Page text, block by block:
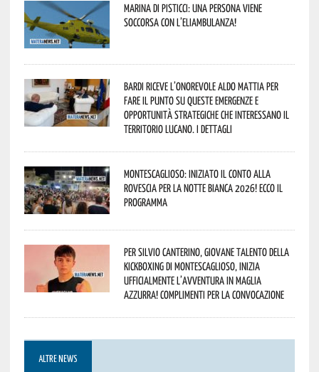
Marina di Pisticci: una persona viene
soccorsa con l’eliambulanza!
Bardi riceve l’onorevole Aldo Mattia per
fare il punto su queste emergenze e
opportunità strategiche che interessano il
territorio lucano. I dettagli
Montescaglioso: iniziato il conto alla
rovescia per la Notte Bianca 2026! Ecco il
programma
Per Silvio Canterino, giovane talento della
kickboxing di Montescaglioso, inizia
ufficialmente l’avventura in maglia
azzurra! Complimenti per la convocazione
ALTRE NEWS